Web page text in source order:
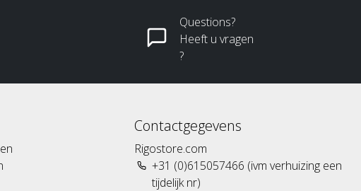
Questions?
Heeft u vragen
?
Contactgegevens
Rigostore.com
+31 (0)615057466 (ivm verhuizing een
tijdelijk nr)